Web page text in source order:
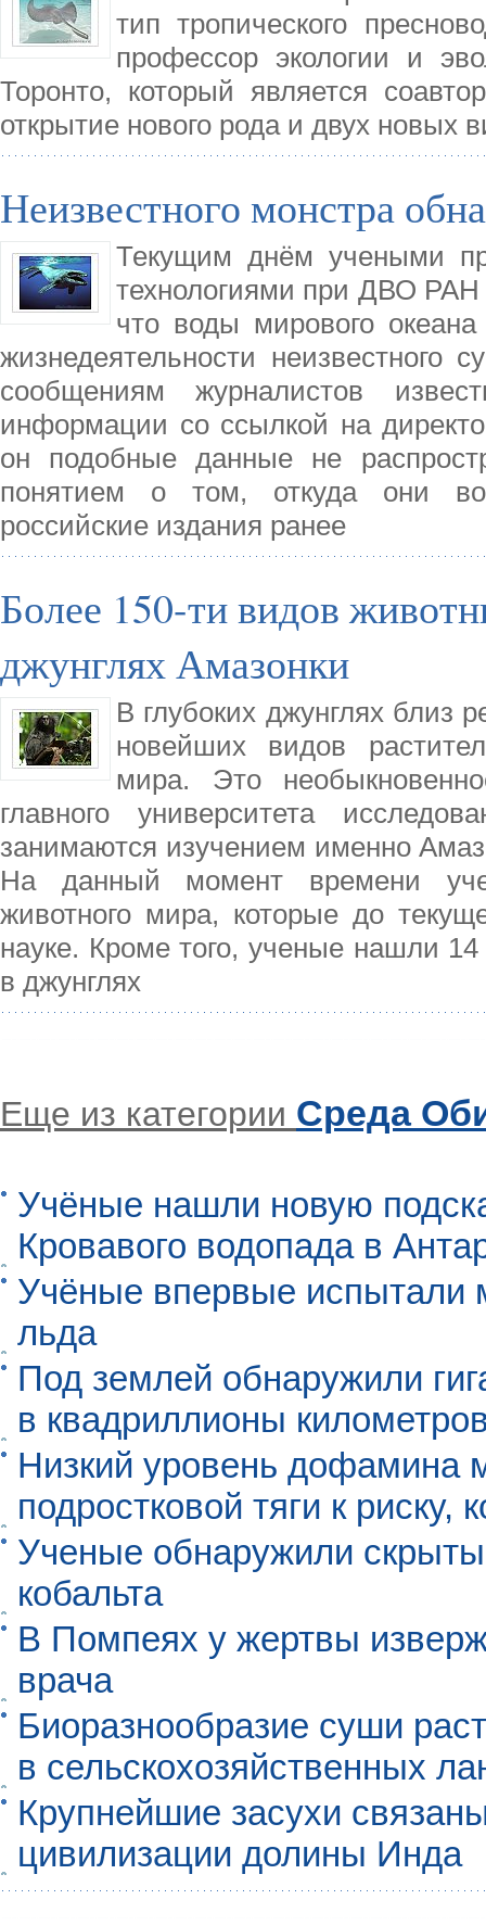
тип тропического
профессор экологии и
Торонто, который является
открытие нового рода и двух новых
Неизвестного монстра
Текущим днём учеными
технологиями при ДВО
что воды мирового
жизнедеятельности неизвестного
сообщениям журналистов
информации со ссылкой на
он подобные данные не
понятием о том, откуда они
российские издания ранее
Более 150-ти видов
джунглях Амазонки
В глубоких джунглях близ
новейших видов
мира. Это
главного университета
занимаются изучением именно
На данный момент времени
животного мира, которые до
науке. Кроме того, ученые нашли
в джунглях
Еще из категории Среда
Учёные нашли новую
Кровавого водопада в
Учёные впервые испытали
льда
Под землей обнаружили
в квадриллионы
Низкий уровень дофамина
подростковой тяги к риску,
Ученые обнаружили
кобальта
В Помпеях у жертвы
врача
Биоразнообразие суши
в сельскохозяйственных
Крупнейшие засухи
цивилизации долины Инда